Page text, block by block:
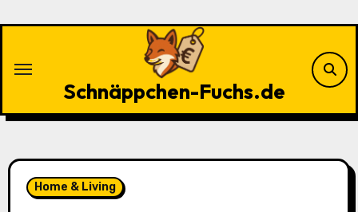
Schnäppchen-Fuchs.de
Home & Living